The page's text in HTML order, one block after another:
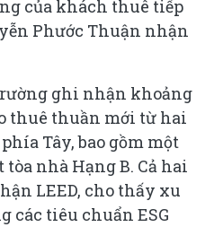
của khách thuê tiếp
Phước Thuận nhận
ghi nhận khoảng
thuê thuần mới từ hai
Tây, bao gồm một
nhà Hạng B. Cả hai
LEED, cho thấy xu
các tiêu chuẩn ESG